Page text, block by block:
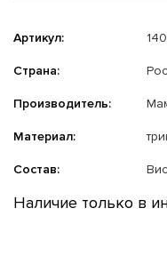
Артикул:
Страна:
Производитель:
Материал:
Состав:
Наличие только в